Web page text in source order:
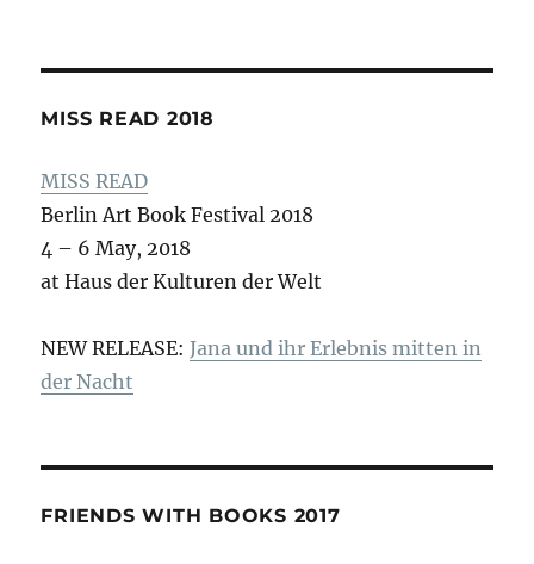
MISS READ 2018
MISS READ
Berlin Art Book Festival 2018
4 – 6 May, 2018
at Haus der Kulturen der Welt
NEW RELEASE:Jana und ihr Erlebnis mitten in
der Nacht
FRIENDS WITH BOOKS 2017